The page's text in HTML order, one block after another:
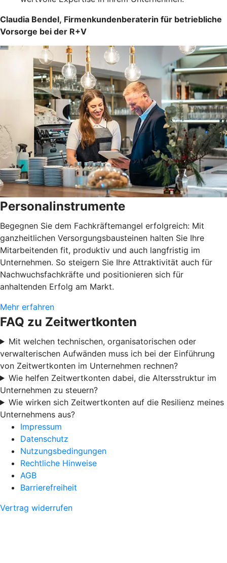
Claudia Bendel, Firmenkundenberaterin für betriebliche
Vorsorge bei der R+V
Personalinstrumente
Begegnen Sie dem Fachkräftemangel erfolgreich: Mit
ganzheitlichen Versorgungsbausteinen halten Sie Ihre
Mitarbeitenden fit, produktiv und auch langfristig im
Unternehmen. So steigern Sie Ihre Attraktivität auch für
Nachwuchsfachkräfte und positionieren sich für
anhaltenden Erfolg am Markt.
Mehr erfahren
FAQ zu Zeitwertkonten
Mit welchen technischen, organisatorischen oder
verwalterischen Aufwänden muss ich bei der Einführung
von Zeitwertkonten im Unternehmen rechnen?
Wie helfen Zeitwertkonten dabei, die Altersstruktur im
Unternehmen zu steuern?
Wie wirken sich Zeitwertkonten auf die Resilienz meines
Unternehmens aus?
Impressum
Datenschutz
Nutzungsbedingungen
Rechtliche Hinweise
AGB
Barrierefreiheit
Vertrag widerrufen